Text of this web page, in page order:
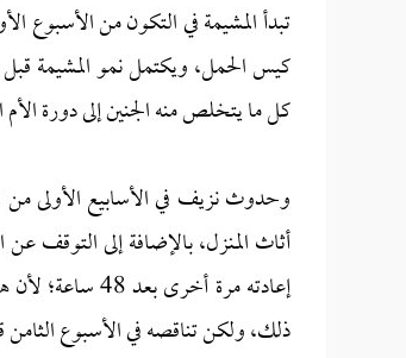
تبدأ المشيمة في التكون من الأسبوع
كيس الحمل، ويكتمل نمو المشيمة
كل ما يتخلص منه الجنين إلى دورة الأم
وحدوث نزيف في الأسابيع الأولى من
إعادته مرة
ذلك، ولكن تناقصه في الأسبوع